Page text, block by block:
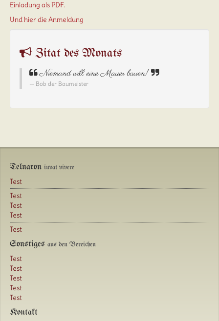
Einladung als PDF.
Und hier die Anmeldung
Zitat des Monats
Niemand will eine Mauer bauen!
Bob der Baumeister
Telnaron iuvat vivere
Test
Test
Test
Test
Test
Sonstiges aus den Bereichen
Test
Test
Test
Test
Test
Kontakt